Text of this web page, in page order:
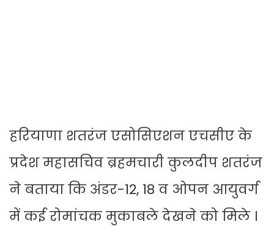
हरियाणा शतरंज एसोसिएशन एचसीए के
प्रदेश महासचिव ब्रहमचारी कुलदीप शतरंज
ने बताया कि अंडर-12, 18 व ओपन आयुवर्ग
में कई रोमांचक मुकाबले देखने को मिले ।